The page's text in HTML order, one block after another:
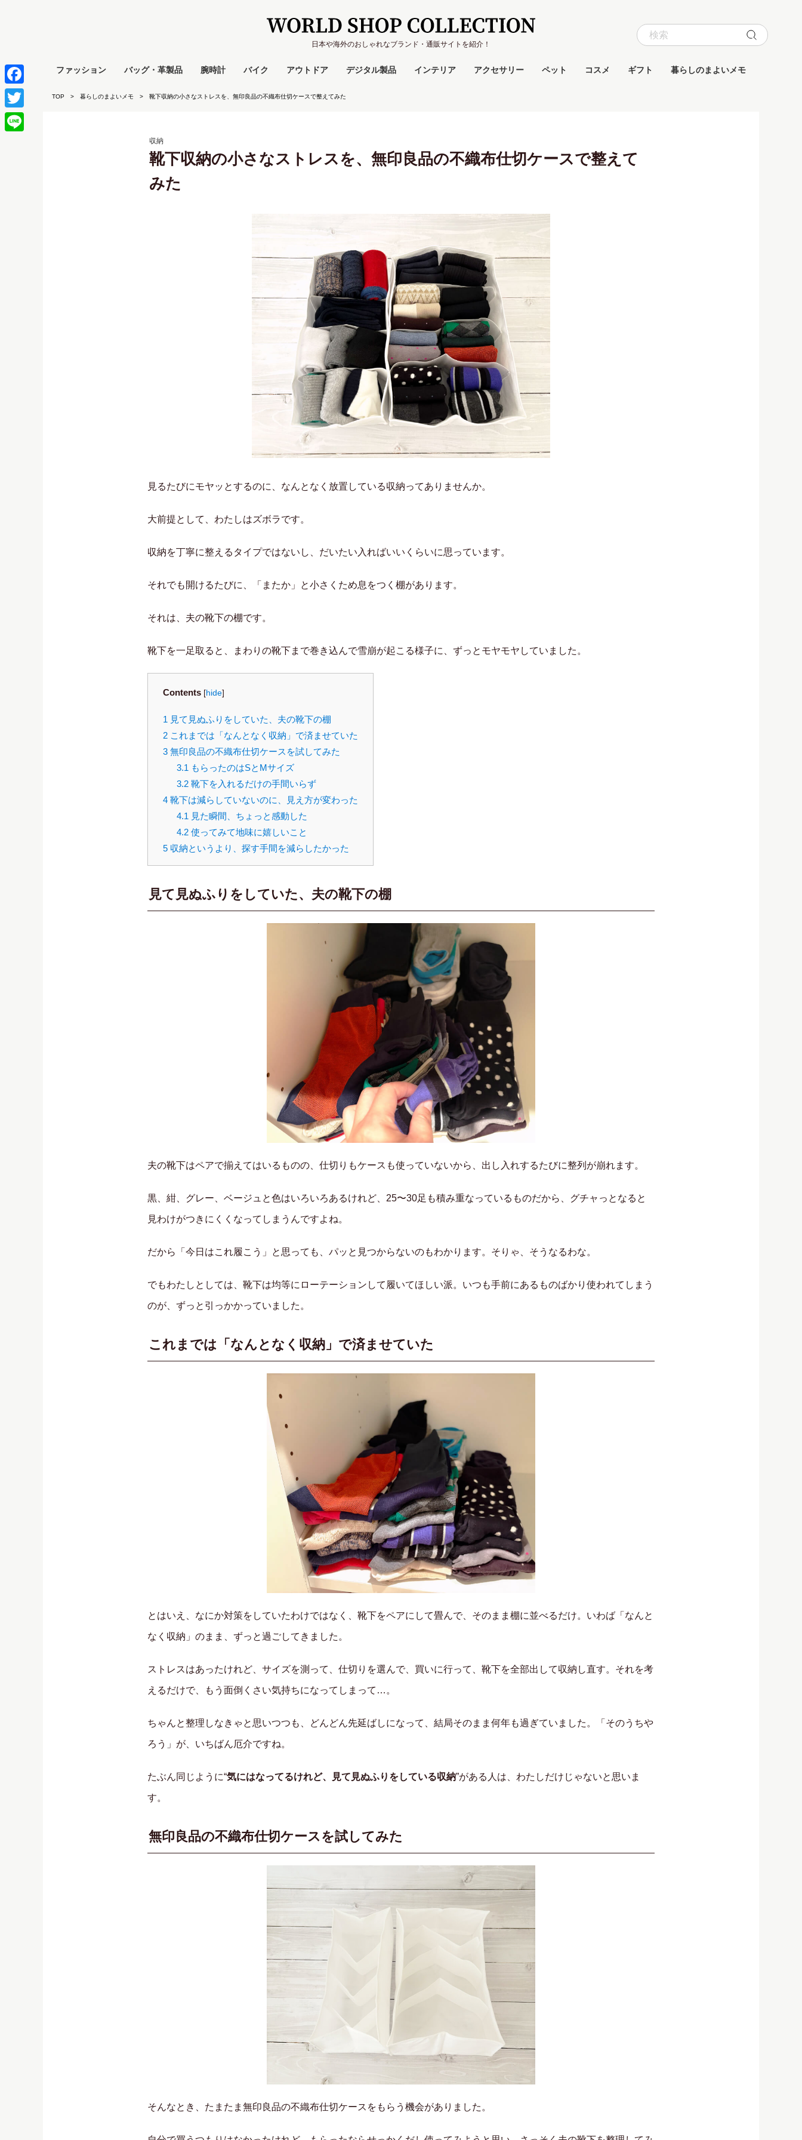
日本や海外のおしゃれなブランド・通販サイトを紹介！
ファッション バッグ・革製品 腕時計 バイク アウトドア デジタル製品 インテリア アクセサリー ペット コスメ ギフト 暮らしのまよいメモ
TOP 暮らしのまよいメモ 靴下収納の小さなストレスを、無印良品の不織布仕切ケースで整えてみた
収納
靴下収納の小さなストレスを、無印良品の不織布仕切ケースで整えて
みた
見るたびにモヤッとするのに、なんとなく放置している収納ってありませんか。
大前提として、わたしはズボラです。
収納を丁寧に整えるタイプではないし、だいたい入ればいいくらいに思っています。
それでも開けるたびに、「またか」と小さくため息をつく棚があります。
それは、夫の靴下の棚です。
靴下を一足取ると、まわりの靴下まで巻き込んで雪崩が起こる様子に、ずっとモヤモヤしていました。
Contents [hide]
1 見て見ぬふりをしていた、夫の靴下の棚
2 これまでは「なんとなく収納」で済ませていた
3 無印良品の不織布仕切ケースを試してみた
3.1 もらったのはSとMサイズ
3.2靴下を入れるだけの手間いらず
4 靴下は減らしていないのに、見え方が変わった
4.1 見た瞬間、ちょっと感動した
4.2使ってみて地味に嬉しいこと
5 収納というより、探す手間を減らしたかった
見て見ぬふりをしていた、夫の靴下の棚
夫の靴下はペアで揃えてはいるものの、仕切りもケースも使っていないから、出し入れするたびに整列が崩れます。
黒、紺、グレー、ベージュと色はいろいろあるけれど、25〜30足も積み重なっているものだから、グチャっとなると
見わけがつきにくくなってしまうんですよね。
だから「今日はこれ履こう」と思っても、パッと見つからないのもわかります。そりゃ、そうなるわな。
でもわたしとしては、靴下は均等にローテーションして履いてほしい派。いつも手前にあるものばかり使われてしまう
のが、ずっと引っかかっていました。
これまでは「なんとなく収納」で済ませていた
とはいえ、なにか対策をしていたわけではなく、靴下をペアにして畳んで、そのまま棚に並べるだけ。いわば「なんと
なく収納」のまま、ずっと過ごしてきました。
ストレスはあったけれど、サイズを測って、仕切りを選んで、買いに行って、靴下を全部出して収納し直す。それを考
えるだけで、もう面倒くさい気持ちになってしまって…。
ちゃんと整理しなきゃと思いつつも、どんどん先延ばしになって、結局そのまま何年も過ぎていました。「そのうちや
ろう」が、いちばん厄介ですね。
たぶん同じように“気にはなってるけれど、見て見ぬふりをしている収納”がある人は、わたしだけじゃないと思いま
す。
無印良品の不織布仕切ケースを試してみた
そんなとき、たまたま無印良品の不織布仕切ケースをもらう機会がありました。
Facebook
Twitter